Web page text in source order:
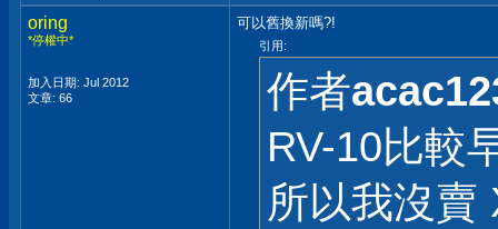
oring
*停權中*
加入日期: Jul 2012
文章: 66
可以舊換新嗎?!
引用:
作者
RV-10比較
所以我沒賣